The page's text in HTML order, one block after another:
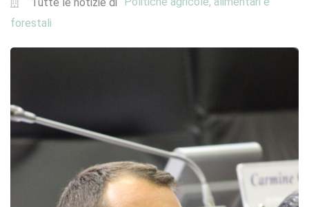
Tutte le notizie di
forestali